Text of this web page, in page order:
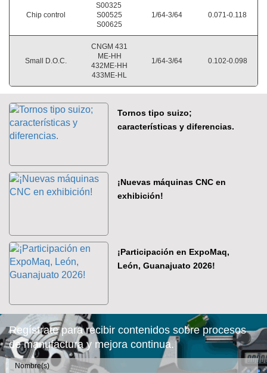
Chip control
S00325
S00525
S00625
1/64-3/64 0.071-0.118
Small D.O.C.
CNGM 431
ME-HH
432ME-HH
433ME-HL
1/64-3/64 0.102-0.098
Tornos tipo suizo;
características y diferencias.
¡Nuevas máquinas CNC en
exhibición!
¡Participación en ExpoMaq,
León, Guanajuato 2026!
Regístrate para recibir contenidos sobre procesos
de manufactura y mejora continua.